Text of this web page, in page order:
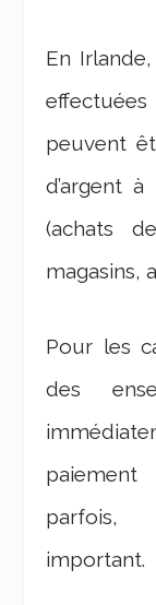
En
peuvent
d’argent
(achats
magasins,
Pour les
des
parfois,
important.